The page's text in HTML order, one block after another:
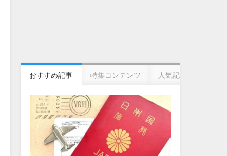
おすすめ記事 特集コンテンツ 人気記事